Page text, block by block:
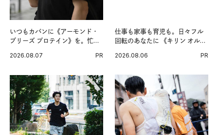
いつもカバンに《アーモンド・
ブリーズ プロテイン》を。忙し
グ習慣。
2026.08.07 PR
仕事も家事も育児も。日々フル
回転のあなたに 《キリン オルニ
2026.08.06 PR